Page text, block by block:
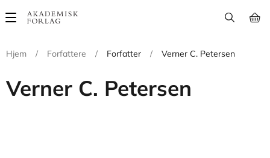
Main
Hjem
/ Forfattere / Forfatter / Verner C. Petersen
Verner C. Petersen